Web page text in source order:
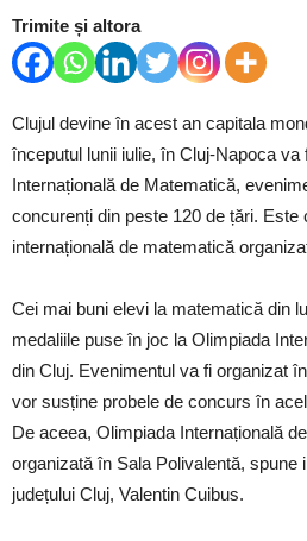
Trimite și altora
Clujul devine în acest an capitala
începutul lunii iulie, în Cluj-Napoca va
Internațională de Matematică,
concurenți din peste 120 de țări.
internațională de matematică
Cei mai buni elevi la matematică din
medaliile puse în joc la Olimpiada
din Cluj. Evenimentul va fi organizat
vor susține probele de concurs în
De aceea, Olimpiada Internațională
organizată în Sala Polivalentă, spune
județului Cluj, Valentin Cuibus.